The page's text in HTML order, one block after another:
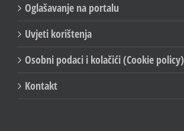
Oglašavanje na portalu
Uvjeti korištenja
Osobni podaci i kolačići (Cookie policy)
Kontakt